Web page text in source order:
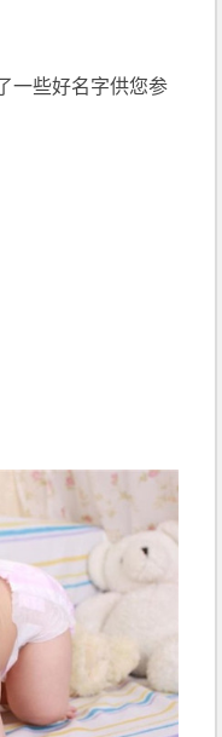
一些好名字供您参